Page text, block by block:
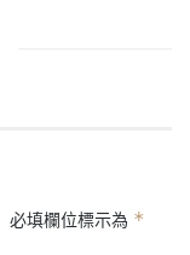
必填欄位標示為 *